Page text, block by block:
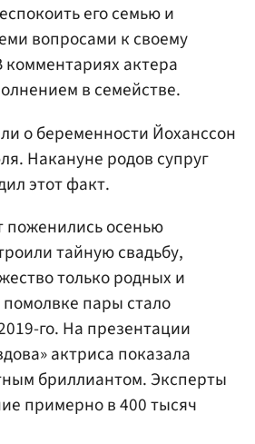
его семью и
вопросами к своему
актера
в семействе.
о беременности Йоханссон
Накануне родов супруг
этот факт.
поженились осенью
тайную свадьбу,
только родных и
пары стало
го. На презентации
актриса показала
бриллиантом. Эксперты
примерно в 400 тысяч